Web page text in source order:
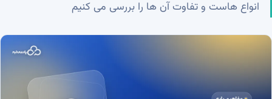
انواع هاست و تفاوت آن ها را بررسی می کنیم